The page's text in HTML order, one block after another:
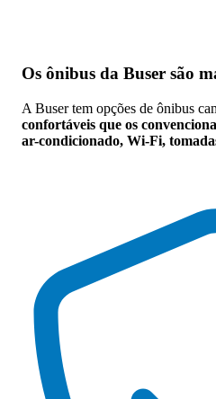
Os ônibus da Buser são
A Buser tem opções de ônibus
confortáveis que os
ar-condicionado, Wi-Fi,